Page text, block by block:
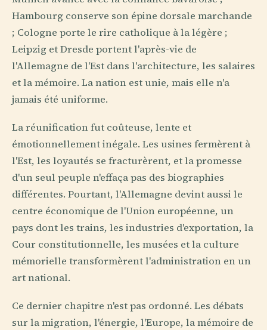
Hambourg conserve son épine dorsale marchande
; Cologne porte le rire catholique à la légère ;
Leipzig et Dresde portent l'après-vie de
l'Allemagne de l'Est dans l'architecture, les salaires
et la mémoire. La nation est unie, mais elle n'a
jamais été uniforme.
La réunification fut coûteuse, lente et
émotionnellement inégale. Les usines fermèrent à
l'Est, les loyautés se fracturèrent, et la promesse
d'un seul peuple n'effaça pas des biographies
différentes. Pourtant, l'Allemagne devint aussi le
centre économique de l'Union européenne, un
pays dont les trains, les industries d'exportation, la
Cour constitutionnelle, les musées et la culture
mémorielle transformèrent l'administration en un
art national.
Ce dernier chapitre n'est pas ordonné. Les débats
sur la migration, l'énergie, l'Europe, la mémoire de